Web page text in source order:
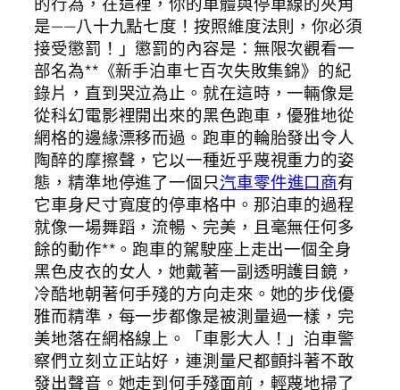
是——八十九點七度！按照維度法則，你必須
接受懲罰！」懲罰的內容是：無限次觀看一
部名為**《新手泊車七百次失敗集錦》的紀
錄片，直到哭泣為止。就在這時，一輛像是
從科幻電影裡開出來的黑色跑車，優雅地從
網格的邊緣漂移而過。跑車的輪胎發出令人
陶醉的摩擦聲，它以一種近乎蔑視重力的姿
態，精準地停進了一個只汽車零件進口商有
它車身尺寸寬度的停車格中。那泊車的過程
就像一場舞蹈，流暢、完美，且毫無任何多
餘的動作**。跑車的駕駛座上走出一個全身
黑色皮衣的女人，她戴著一副透明護目鏡，
冷酷地朝著何手殘的方向走來。她的步伐優
雅而精準，每一步都像是被測量過一樣，完
美地落在網格線上。「車影大人！」泊車警
察們立刻立正站好，連測量尺都顫抖著不敢
發出聲音。她走到何手殘面前，輕蔑地掃了